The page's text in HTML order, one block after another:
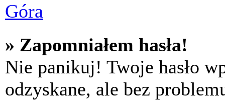
Góra
» Zapomniałem hasła!
Nie panikuj! Twoje hasło
odzyskane, ale bez